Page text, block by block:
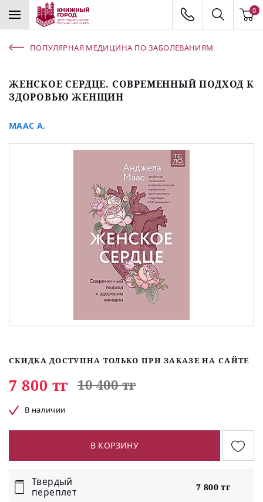
0
ПОПУЛЯРНАЯ МЕДИЦИНА ПО ЗАБОЛЕВАНИЯМ
ЖЕНСКОЕ СЕРДЦЕ. СОВРЕМЕННЫЙ ПОДХОД К
ЗДОРОВЬЮ ЖЕНЩИН
МААС А.
СКИДКА ДОСТУПНА ТОЛЬКО ПРИ ЗАКАЗЕ НА САЙТЕ
7 800 тг 10 400 тг
В наличии
В КОРЗИНУ
Твердый
переплет
7 800 тг